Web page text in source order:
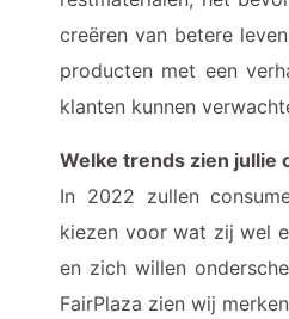
creëren van betere
producten met een
klanten kunnen
Welke trends zien jullie
In 2022 zullen
kiezen voor wat zij wel
en zich willen
FairPlaza zien wij